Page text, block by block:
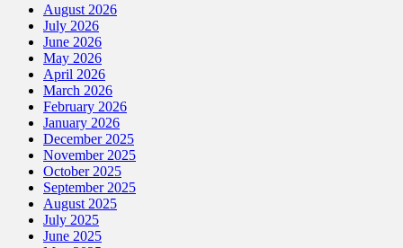
August 2026
July 2026
June 2026
May 2026
April 2026
March 2026
February 2026
January 2026
December 2025
November 2025
October 2025
September 2025
August 2025
July 2025
June 2025